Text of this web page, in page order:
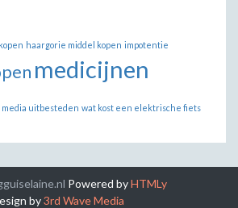
haargorie middel kopen impotentie
medicijnen
media uitbesteden wat kost een elektrische fiets
Powered byHTMLy
by3rd Wave Media